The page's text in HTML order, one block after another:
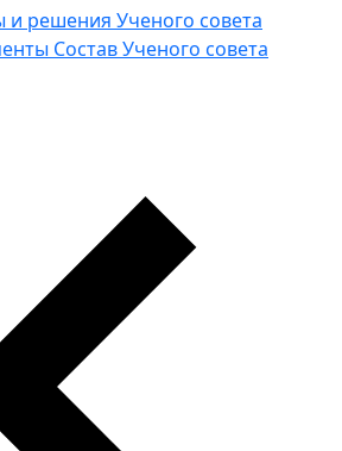
и решения Ученого совета
Состав Ученого совета